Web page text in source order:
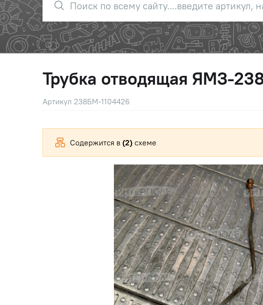
Трубка отводящая ЯМЗ-
Артикул 238БМ-1104426
Содержится в (2) схеме